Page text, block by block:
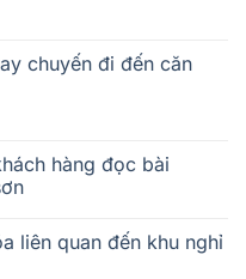
chuyến đi đến căn
hàng đọc bài
liên quan đến khu nghỉ